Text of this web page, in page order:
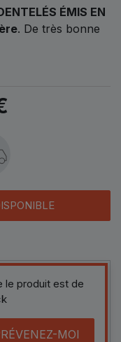
ÉMIS EN
. De très bonne
le produit est de
MOI